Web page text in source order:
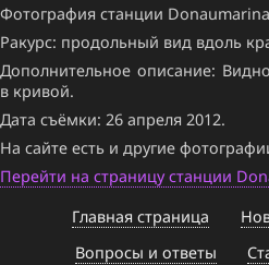
Фотография станции
Ракурс: продольный вид вдоль
Дополнительное описание:
в кривой.
Дата съёмки: 26 апреля 2012.
На сайте есть и другие
Перейти на страницу станции
Главная страница
Вопросы и ответы